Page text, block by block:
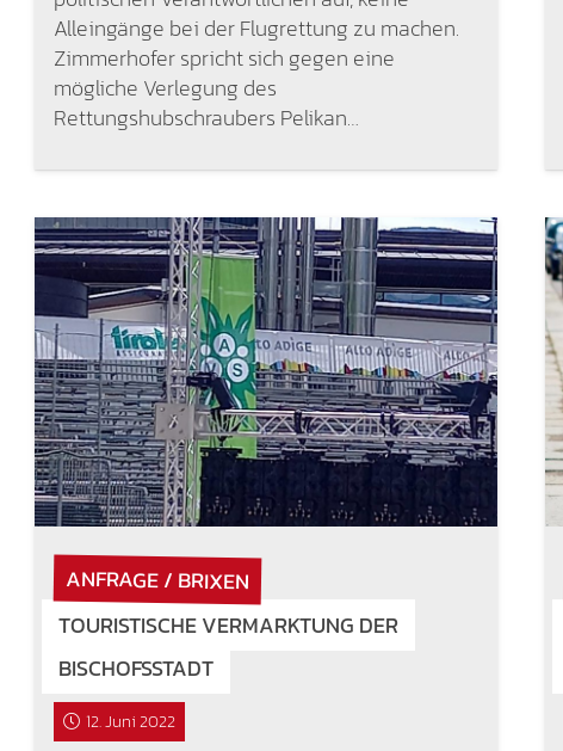
Alleingänge bei der Flugrettung zu machen.
Zimmerhofer spricht sich gegen eine
mögliche Verlegung des
Rettungshubschraubers Pelikan…
ANFRAGE / BRIXEN
TOURISTISCHE VERMARKTUNG DER
BISCHOFSSTADT
12. Juni 2022